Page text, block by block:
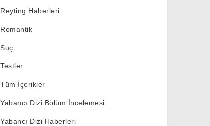
Reyting Haberleri
Romantik
Suç
Testler
Tüm İçerikler
Yabancı Dizi Bölüm İncelemesi
Yabancı Dizi Haberleri